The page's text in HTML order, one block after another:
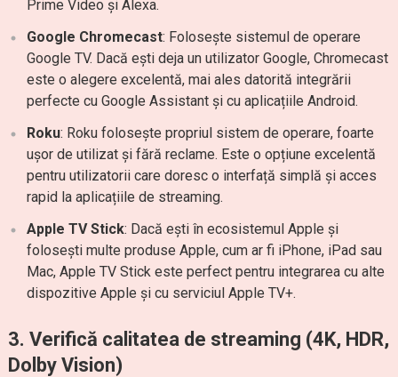
Prime Video și Alexa.
Google Chromecast: Folosește sistemul de operare
Google TV. Dacă ești deja un utilizator Google, Chromecast
este o alegere excelentă, mai ales datorită integrării
perfecte cu Google Assistant și cu aplicațiile Android.
Roku: Roku folosește propriul sistem de operare, foarte
ușor de utilizat și fără reclame. Este o opțiune excelentă
pentru utilizatorii care doresc o interfață simplă și acces
rapid la aplicațiile de streaming.
Apple TV Stick: Dacă ești în ecosistemul Apple și
folosești multe produse Apple, cum ar fi iPhone, iPad sau
Mac, Apple TV Stick este perfect pentru integrarea cu alte
dispozitive Apple și cu serviciul Apple TV+.
3. Verifică calitatea de streaming (4K, HDR,
Dolby Vision)